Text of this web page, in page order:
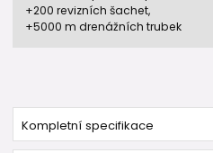
+200 revizních šachet,
+5000 m drenážních trubek
Kompletní specifikace